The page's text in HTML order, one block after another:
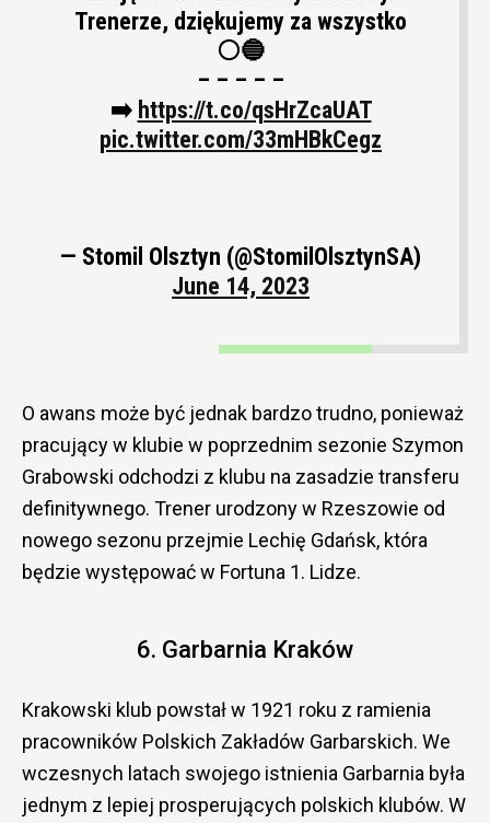
Trenerze, dziękujemy za wszystko
⚪🔵
– – – – –
➡️ https://t.co/qsHrZcaUAT
pic.twitter.com/33mHBkCegz
— Stomil Olsztyn (@StomilOlsztynSA)
June 14, 2023
O awans może być jednak bardzo trudno, ponieważ
pracujący w klubie w poprzednim sezonie Szymon
Grabowski odchodzi z klubu na zasadzie transferu
definitywnego. Trener urodzony w Rzeszowie od
nowego sezonu przejmie Lechię Gdańsk, która
będzie występować w Fortuna 1. Lidze.
6. Garbarnia Kraków
Krakowski klub powstał w 1921 roku z ramienia
pracowników Polskich Zakładów Garbarskich. We
wczesnych latach swojego istnienia Garbarnia była
jednym z lepiej prosperujących polskich klubów. W